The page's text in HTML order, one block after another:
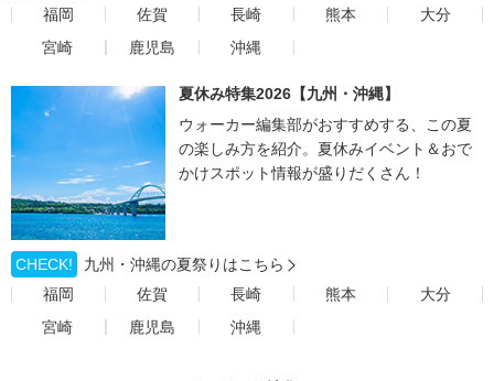
福岡
佐賀 長崎 熊本
大分
宮崎
鹿児島 沖縄
夏休み特集2026【九州・沖縄】
ウォーカー編集部がおすすめする、この夏
の楽しみ方を紹介。夏休みイベント＆おで
かけスポット情報が盛りだくさん！
CHECK!
九州・沖縄の夏祭りはこちら
福岡
佐賀 長崎 熊本
大分
宮崎
鹿児島 沖縄